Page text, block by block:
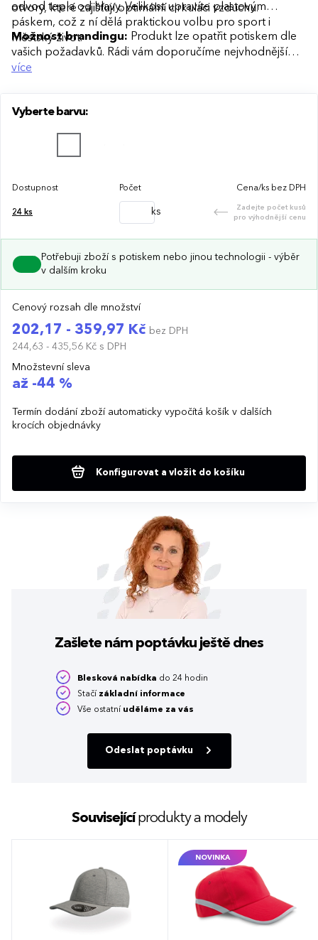
otvory, které zajišťují optimální cirkulaci vzduchu.
odvod tepla od hlavy. Velikost upravíte plastovým
páskem, což z ní dělá praktickou volbu pro sport i
městský život.
Možnost brandingu: Produkt lze opatřit potiskem dle
vašich požadavků. Rádi vám doporučíme nejvhodnější
technologii potisku s ohledem na design i váš rozpočet.
více
Vyberte barvu:
Dostupnost Počet Cena/ks bez DPH
24 ks ks
Zadejte počet kusů
pro výhodnější cenu
Potřebuji zboží s potiskem nebo jinou technologii - výběr
v dalším kroku
Cenový rozsah dle množství
202,17 - 359,97 Kč bez DPH
244,63 - 435,56 Kč s DPH
Množstevní sleva
až -44 %
Termín dodání zboží automaticky vypočítá košík v dalších
krocích objednávky
Konfigurovat a vložit do košíku
Zašlete nám poptávku ještě dnes
Blesková nabídka do 24 hodin
Stačí základní informace
Vše ostatní uděláme za vás
Odeslat poptávku
Souvisejícíprodukty a modely
NOVINKA